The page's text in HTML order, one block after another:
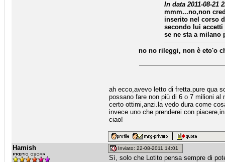
In data 2011-08-21
mmm...no,non
inserito nel corso
secondo lui
se ne sta a milano
no no rileggi, non è eto'o
ah ecco,avevo letto di fretta.pure qua
possano fare non più di 6 o 7 milioni al
certo ottimi,anzi.la vedo dura come
invece uno che prenderei con
ciao!
Hamish Inviato: 22-08-2011 14:01
Sì, solo che Lotito pensa sempre di